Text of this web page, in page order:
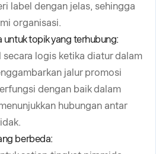
label dengan jelas, sehingga
organisasi.
untuk topik yang terhubung:
secara logis ketika diatur dalam
jalur promosi
dengan baik dalam
hubungan antar
berbeda: